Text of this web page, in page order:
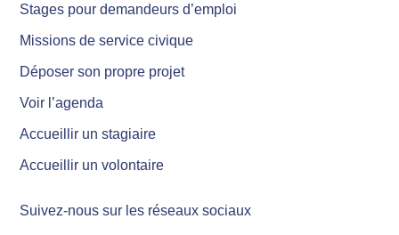
Stages pour demandeurs d’emploi
Missions de service civique
Déposer son propre projet
Voir l’agenda
Accueillir un stagiaire
Accueillir un volontaire
Suivez-nous sur les réseaux sociaux